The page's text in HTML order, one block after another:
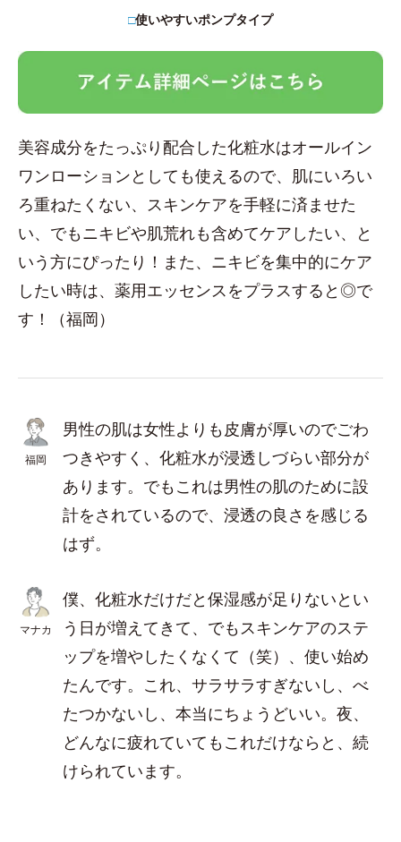
□使いやすいポンプタイプ
美容成分をたっぷり配合した化粧水はオールイン
ワンローションとしても使えるので、肌にいろい
ろ重ねたくない、スキンケアを手軽に済ませた
い、でもニキビや肌荒れも含めてケアしたい、と
いう方にぴったり！また、ニキビを集中的にケア
したい時は、薬用エッセンスをプラスすると◎で
す！（福岡）
福岡
男性の肌は女性よりも皮膚が厚いのでごわ
つきやすく、化粧水が浸透しづらい部分が
あります。でもこれは男性の肌のために設
計をされているので、浸透の良さを感じる
はず。
マナカ
僕、化粧水だけだと保湿感が足りないとい
う日が増えてきて、でもスキンケアのステ
ップを増やしたくなくて（笑）、使い始め
たんです。これ、サラサラすぎないし、べ
たつかないし、本当にちょうどいい。夜、
どんなに疲れていてもこれだけならと、続
けられています。